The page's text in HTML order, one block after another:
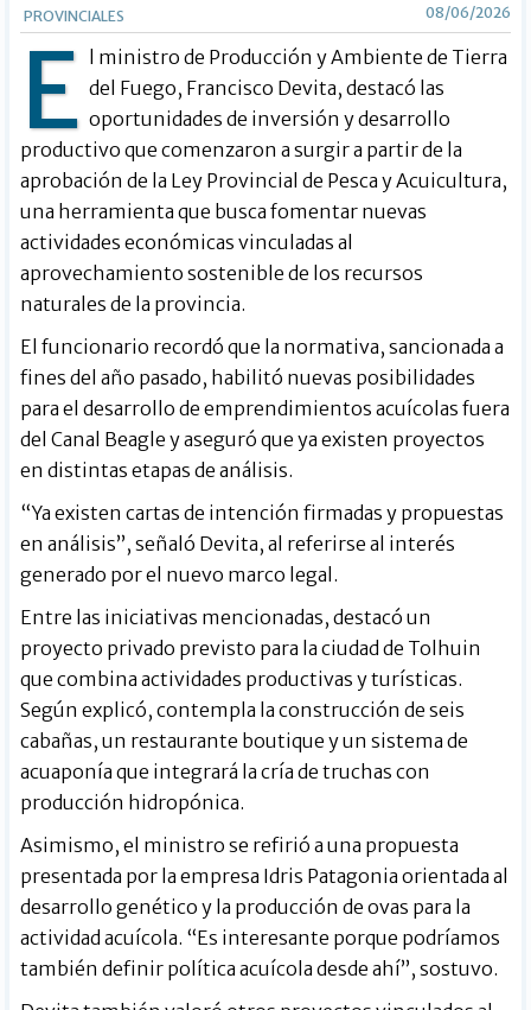
PROVINCIALES 08/06/2026
E
l ministro de Producción y Ambiente de Tierra
del Fuego, Francisco Devita, destacó las
oportunidades de inversión y desarrollo
productivo que comenzaron a surgir a partir de la
aprobación de la Ley Provincial de Pesca y Acuicultura,
una herramienta que busca fomentar nuevas
actividades económicas vinculadas al
aprovechamiento sostenible de los recursos
naturales de la provincia.
El funcionario recordó que la normativa, sancionada a
fines del año pasado, habilitó nuevas posibilidades
para el desarrollo de emprendimientos acuícolas fuera
del Canal Beagle y aseguró que ya existen proyectos
en distintas etapas de análisis.
“Ya existen cartas de intención firmadas y propuestas
en análisis”, señaló Devita, al referirse al interés
generado por el nuevo marco legal.
Entre las iniciativas mencionadas, destacó un
proyecto privado previsto para la ciudad de Tolhuin
que combina actividades productivas y turísticas.
Según explicó, contempla la construcción de seis
cabañas, un restaurante boutique y un sistema de
acuaponía que integrará la cría de truchas con
producción hidropónica.
Asimismo, el ministro se refirió a una propuesta
presentada por la empresa Idris Patagonia orientada al
desarrollo genético y la producción de ovas para la
actividad acuícola. “Es interesante porque podríamos
también definir política acuícola desde ahí”, sostuvo.